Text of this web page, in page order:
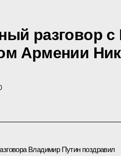
разговор
Армении
Владимир Путин поздравил